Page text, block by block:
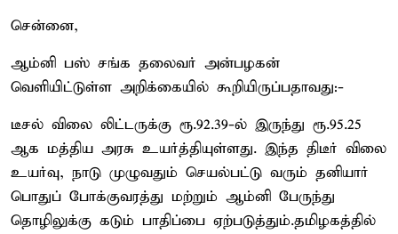
சென்னை,
ஆம்னி பஸ் சங்க தலைவர் அன்பழகன்
வெளியிட்டுள்ள அறிக்கையில் கூறியிருப்பதாவது:-
டீசல் விலை லிட்டருக்கு ரூ.92.39-ல் இருந்து ரூ.95.25
ஆக மத்திய அரசு உயர்த்தியுள்ளது. இந்த திடீர் விலை
உயர்வு, நாடு முழுவதும் செயல்பட்டு வரும் தனியார்
பொதுப் போக்குவரத்து மற்றும் ஆம்னி பேருந்து
தொழிலுக்கு கடும் பாதிப்பை ஏற்படுத்தும்.தமிழகத்தில்